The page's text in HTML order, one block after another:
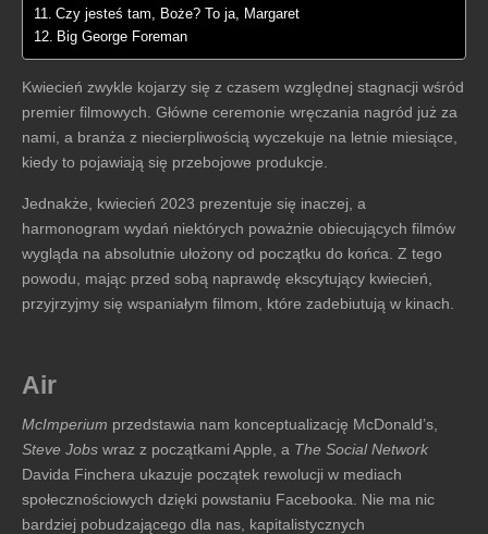
Czy jesteś tam, Boże? To ja, Margaret
Big George Foreman
Kwiecień zwykle kojarzy się z czasem względnej stagnacji wśród
premier filmowych. Główne ceremonie wręczania nagród już za
nami, a branża z niecierpliwością wyczekuje na letnie miesiące,
kiedy to pojawiają się przebojowe produkcje.
Jednakże, kwiecień 2023 prezentuje się inaczej, a
harmonogram wydań niektórych poważnie obiecujących filmów
wygląda na absolutnie ułożony od początku do końca. Z tego
powodu, mając przed sobą naprawdę ekscytujący kwiecień,
przyjrzyjmy się wspaniałym filmom, które zadebiutują w kinach.
Air
McImperium przedstawia nam konceptualizację McDonald’s,
Steve Jobs wraz z początkami Apple, a The Social Network
Davida Finchera ukazuje początek rewolucji w mediach
społecznościowych dzięki powstaniu Facebooka. Nie ma nic
bardziej pobudzającego dla nas, kapitalistycznych